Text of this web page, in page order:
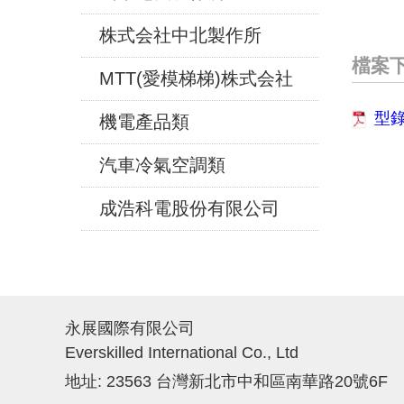
株式会社中北製作所
MTT(愛模梯梯)株式会社
機電產品類
汽車冷氣空調類
成浩科電股份有限公司
檔案
型
永展國際有限公司
Everskilled International Co., Ltd
地址: 23563 台灣新北市中和區南華路20號6F